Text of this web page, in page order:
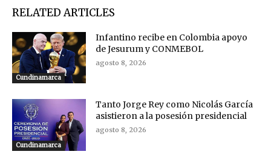
RELATED ARTICLES
Cundinamarca
Infantino recibe en Colombia apoyo
de Jesurum y CONMEBOL
agosto 8, 2026
Cundinamarca
Tanto Jorge Rey como Nicolás García
asistieron a la posesión presidencial
agosto 8, 2026